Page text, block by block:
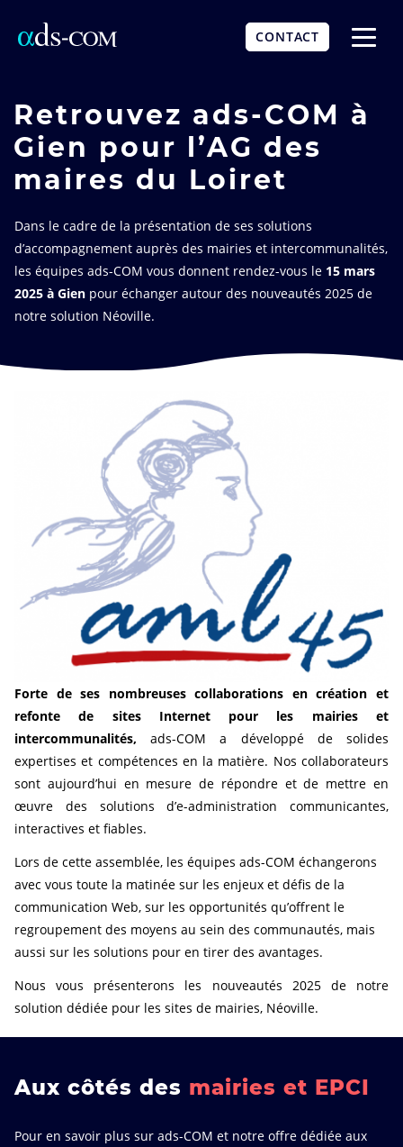
CONTACT
Retrouvez ads-COM à
Gien pour l’AG des
maires du Loiret
Dans le cadre de la présentation de ses solutions
d’accompagnement auprès des mairies et intercommunalités,
les équipes ads-COM vous donnent rendez-vous le 15 mars
2025 à Gien pour échanger autour des nouveautés 2025 de
notre solution Néoville.
Forte de ses nombreuses collaborations en création et
refonte de sites Internet pour les mairies et
intercommunalités, ads-COM a développé de solides
expertises et compétences en la matière. Nos collaborateurs
sont aujourd’hui en mesure de répondre et de mettre en
œuvre des solutions d’e-administration communicantes,
interactives et fiables.
Lors de cette assemblée, les équipes ads-COM échangerons
avec vous toute la matinée sur les enjeux et défis de la
communication Web, sur les opportunités qu’offrent le
regroupement des moyens au sein des communautés, mais
aussi sur les solutions pour en tirer des avantages.
Nous vous présenterons les nouveautés 2025 de notre
solution dédiée pour les sites de mairies, Néoville.
Aux côtés des mairies et EPCI
Pour en savoir plus sur ads-COM et notre offre dédiée aux